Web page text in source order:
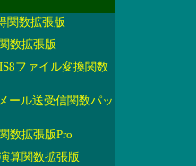
関数拡張版
数拡張版
ファイル変換関数
ール送受信関数パッ
数拡張版Pro
算関数拡張版